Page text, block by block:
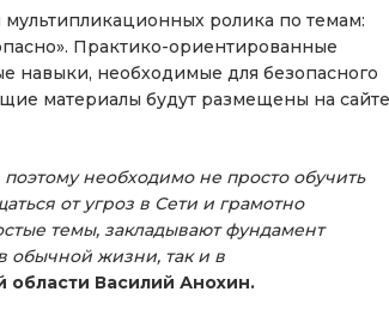
ролика по темам:
Практико-ориентированные
навыки, необходимые для безопасного
материалы будут размещены на сайте
необходимо не просто обучить
от угроз в Сети и грамотно
темы, закладывают фундамент
обычной жизни, так и в
области Василий Анохин.